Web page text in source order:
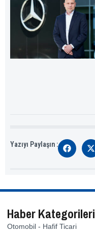
Yazıyı Paylaşın :
Haber Kategorileri
Otomobil - Hafif Ticari